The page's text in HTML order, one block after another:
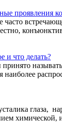
проявления
и что делать?
наиболее
глаза,
химической,